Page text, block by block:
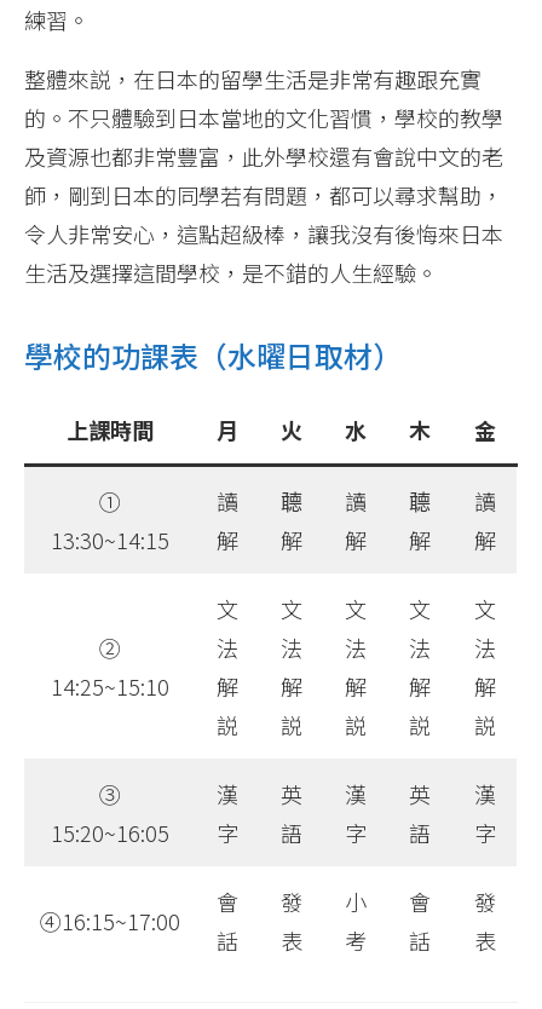
練習。
整體來説，在日本的留學生活是非常有趣跟充實
的。不只體驗到日本當地的文化習慣，學校的教學
及資源也都非常豐富，此外學校還有會說中文的老
師，剛到日本的同學若有問題，都可以尋求幫助，
令人非常安心，這點超級棒，讓我沒有後悔來日本
生活及選擇這間學校，是不錯的人生經驗。
學校的功課表（水曜日取材）
上課時間 月 火 水 木 金
①
13:30~14:15
讀
解
聼
解
讀
解
聼
解
讀
解
②
14:25~15:10
文
法
解
説
文
法
解
説
文
法
解
説
文
法
解
説
文
法
解
説
③
15:20~16:05
漢
字
英
語
漢
字
英
語
漢
字
④16:15~17:00
會
話
發
表
小
考
會
話
發
表